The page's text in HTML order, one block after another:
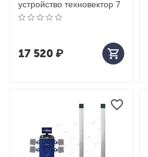
устройство техновектор 7
17 520₽